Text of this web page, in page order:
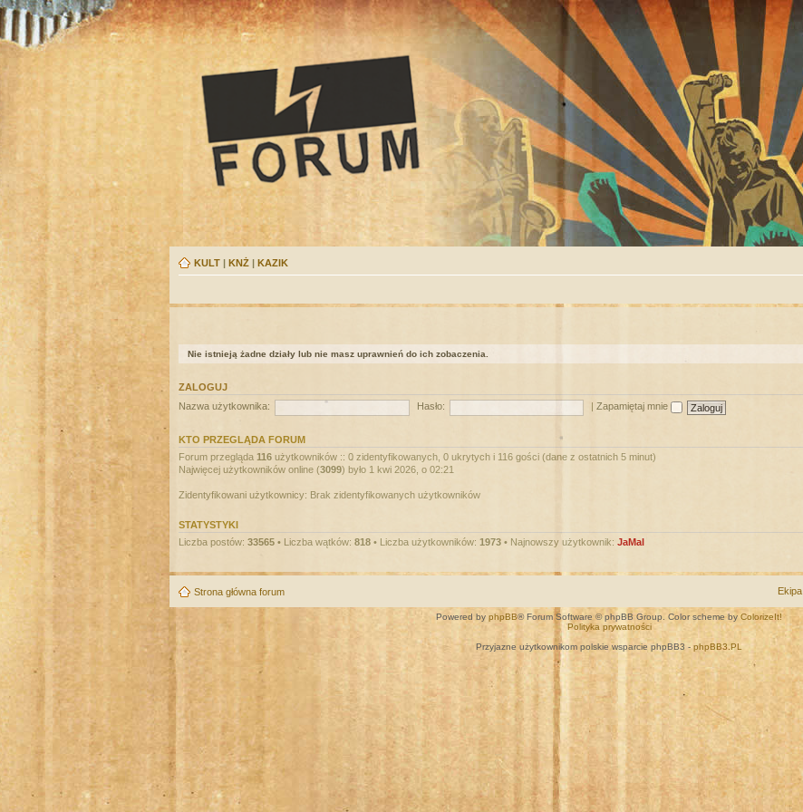
KULT | KNŻ | KAZIK
Nie istnieją żadne działy lub nie masz uprawnień do ich zobaczenia.
ZALOGUJ
Nazwa użytkownika:
Hasło: Zapamiętaj mnie
KTO PRZEGLĄDA FORUM
Forum przegląda 116 użytkowników :: 0 zidentyfikowanych, 0 ukrytych i 116 gości (dane z ostatnich 5 minut)
Najwięcej użytkowników online (3099) było 1 kwi 2026, o 02:21
Zidentyfikowani użytkownicy: Brak zidentyfikowanych użytkowników
STATYSTYKI
Liczba postów: 33565 • Liczba wątków: 818 • Liczba użytkowników: 1973 • Najnowszy użytkownik: JaMal
Strona główna forum Ekipa
Powered by phpBB® Forum Software © phpBB Group. Color scheme by ColorizeIt!
Polityka prywatności
Przyjazne użytkownikom polskie wsparcie phpBB3 - phpBB3.PL